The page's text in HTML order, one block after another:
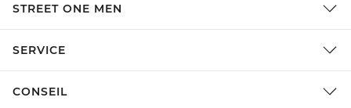
STREET ONE MEN
SERVICE
CONSEIL